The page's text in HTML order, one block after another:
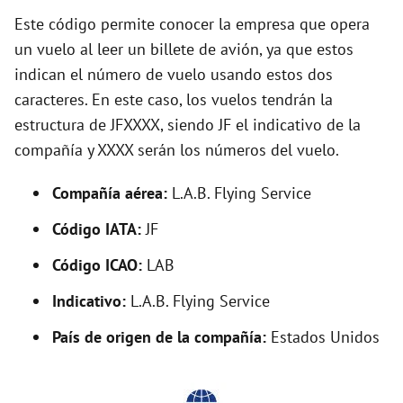
y
V
i
d
o
Este código permite conocer la empresa que opera
un vuelo al leer un billete de avión, ya que estos
indican el número de vuelo usando estos dos
caracteres. En este caso, los vuelos tendrán la
estructura de JFXXXX, siendo JF el indicativo de la
compañía y XXXX serán los números del vuelo.
Compañía aérea: L.A.B. Flying Service
Código IATA:JF
Código ICAO: LAB
Indicativo: L.A.B. Flying Service
País de origen de la compañía: Estados Unidos